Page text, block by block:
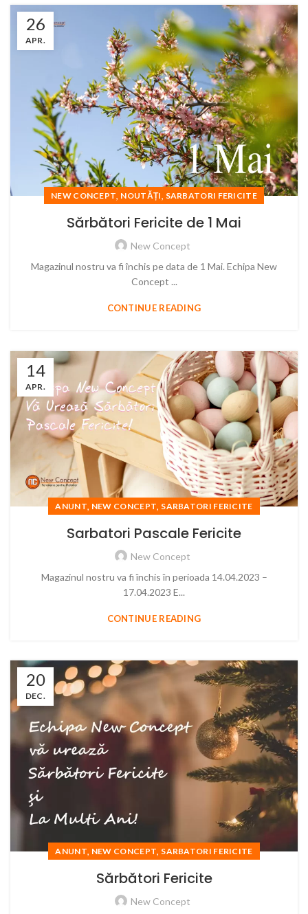
26
APR.
NEW CONCEPT, NOUTĂȚI, SARBATORI FERICITE
Sărbători Fericite de 1 Mai
New Concept
Magazinul nostru va fi închis pe data de 1 Mai. Echipa New
Concept ...
CONTINUE READING
14
APR.
ANUNT, NEW CONCEPT, SARBATORI FERICITE
Sarbatori Pascale Fericite
New Concept
Magazinul nostru va fi închis în perioada 14.04.2023 –
17.04.2023 E...
CONTINUE READING
20
DEC.
ANUNT, NEW CONCEPT, SARBATORI FERICITE
Sărbători Fericite
New Concept